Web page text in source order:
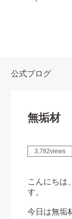
公式ブログ
無垢材
3,782views
こんにちは
す。
今日は無垢